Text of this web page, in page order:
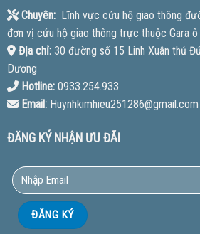
Chuyên:Lĩnh vực cứu hộ giao thông
đơn vị cứu hộ giao thông trực thuộc Gara
Địa chỉ:30 đường số 15 Linh Xuân thủ
Dương
Hotline:0933.254.933
Email:Huynhkimhieu251286@gmail.com
ĐĂNG KÝ NHẬN ƯU ĐÃI